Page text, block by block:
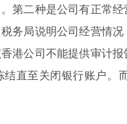
第二种是公司有正常
务局说明公司经营情
港公司不能提供审计
直至关闭银行账户